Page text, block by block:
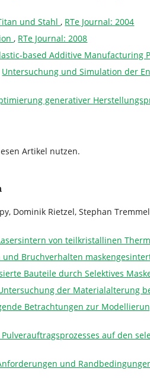
und Stahl, RTe Journal: 2004
, RTe Journal: 2008
based Additive Manufacturing
Untersuchung und Simulation der
generativer
Artikel nutzen.
Dominik Rietzel, Stephan
von teilkristallinen
und Bruchverhalten
Bauteile durch Selektives
der Materialalterung
Betrachtungen zur
Pulverauftragsprozesses auf den
und